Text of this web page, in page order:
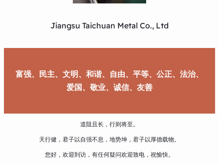
Jiangsu Taichuan Metal Co., Ltd
富强、民主、文明、和谐、自由、平等、公正、法治、
爱国、敬业、诚信、友善
道阻且长，行则将至。
天行健，君子以自强不息，地势坤，君子以厚德载物。
您好，欢迎到访，有任何疑问欢迎致电，祝愉快。